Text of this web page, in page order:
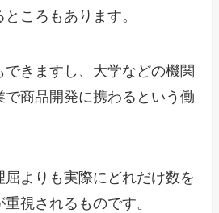
ころもあります。
きますし、大学などの機関
で商品開発に携わるという働
よりも実際にどれだけ数を
視されるものです。